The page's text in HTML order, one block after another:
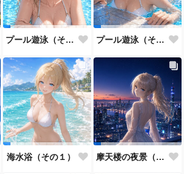
プール遊泳（その２） プール遊泳（その１）
海水浴（その１） 摩天楼の夜景（その２）